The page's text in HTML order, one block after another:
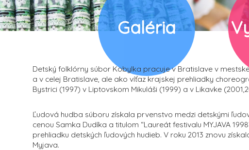
Galéria
Detský folklórny súbor Kobylka pracuje v Bratislave v
a v celej Bratislave, ale ako víťaz krajskej prehliadky
Bystrici (1997) v Liptovskom Mikuláši (1999) a v Likavke
Ľudová hudba súboru získala prvenstvo medzi detskými
cenou Samka Dudíka a titulom “Laureát festivalu MYJAVA
prehliadku detských ľudových hudieb. V roku 2013 znovu
Myjava.